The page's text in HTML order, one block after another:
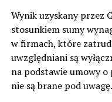
Wynik uzyskany przez
stosunkiem sumy
w firmach, które
uwzględniani są
na podstawie umowy
nie są brane pod uwagę.